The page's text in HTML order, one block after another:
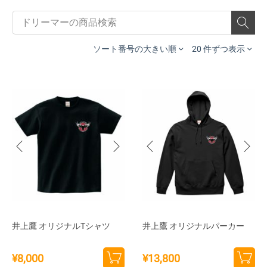
ソート番号の大きい順 20 件ずつ表示
井上鷹 オリジナルTシャツ
¥8,000
井上鷹 オリジナルパーカー
¥13,800